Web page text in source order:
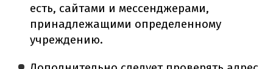
есть, сайтами и мессенджерами,
принадлежащими определенному
учреждению.